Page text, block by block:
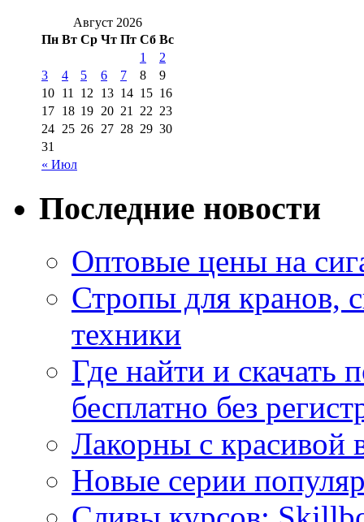
Август 2026
Пн Вт Ср Чт Пт Сб Вс
« Июл
1
2
3
4 5 6 7 8
9
10 11 12 13 14 15 16
17 18 19 20 21 22 23
24 25 26 27 28 29 30
31
Последние новости
Оптовые цены на
Стропы для кранов,
техники
Где найти и
бесплатно без
Лакорны с красивой
Новые серии